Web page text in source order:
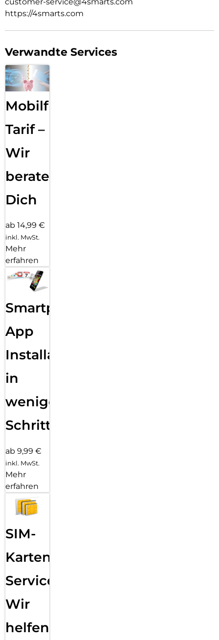
customer-service@4smarts.com
https://4smarts.com
Verwandte Services
Mobilfunk
Tarif –
Wir
beraten
Dich
ab 14,99 €
inkl. MwSt.
Mehr
erfahren
Smartphone
App
Installation
in
wenigen
Schritten
ab 9,99 €
inkl. MwSt.
Mehr
erfahren
SIM-
Karten
Service:
Wir
helfen